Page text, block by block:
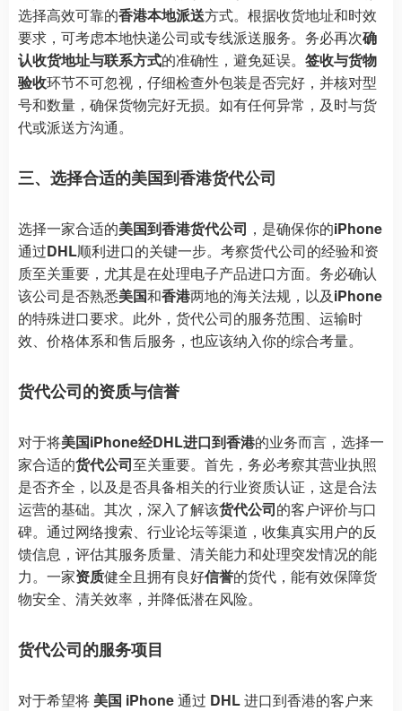
选择高效可靠的香港本地派送方式。根据收货地址和时效
要求，可考虑本地快递公司或专线派送服务。务必再次确
认收货地址与联系方式的准确性，避免延误。 签收与货物
验收环节不可忽视，仔细检查外包装是否完好，并核对型
号和数量，确保货物完好无损。如有任何异常，及时与货
代或派送方沟通。
三、选择合适的美国到香港货代公司
选择一家合适的美国到香港货代公司 ，是确保你的iPhone
通过DHL顺利进口的关键一步。考察货代公司的经验和资
质至关重要，尤其是在处理电子产品进口方面。务必确认
该公司是否熟悉美国和香港两地的海关法规，以及iPhone
的特殊进口要求。此外，货代公司的服务范围、运输时
效、价格体系和售后服务，也应该纳入你的综合考量。
货代公司的资质与信誉
对于将美国iPhone经DHL进口到香港的业务而言，选择一
家合适的货代公司至关重要。首先，务必考察其营业执照
是否齐全，以及是否具备相关的行业资质认证，这是合法
运营的基础。其次，深入了解该货代公司的客户评价与口
碑。通过网络搜索、行业论坛等渠道，收集真实用户的反
馈信息，评估其服务质量、清关能力和处理突发情况的能
力。一家资质健全且拥有良好信誉的货代，能有效保障货
物安全、清关效率，并降低潜在风险。
货代公司的服务项目
对于希望将 美国 iPhone通过 DHL进口到香港的客户来